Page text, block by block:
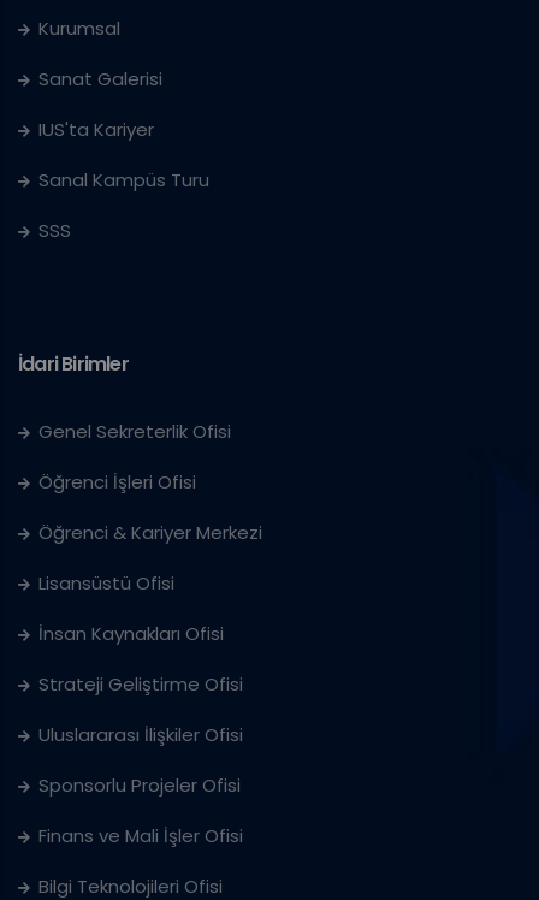
Kurumsal
Sanat Galerisi
IUS'ta Kariyer
Sanal Kampüs Turu
SSS
İdari Birimler
Genel Sekreterlik Ofisi
Öğrenci İşleri Ofisi
Öğrenci & Kariyer Merkezi
Lisansüstü Ofisi
İnsan Kaynakları Ofisi
Strateji Geliştirme Ofisi
Uluslararası İlişkiler Ofisi
Sponsorlu Projeler Ofisi
Finans ve Mali İşler Ofisi
Bilgi Teknolojileri Ofisi